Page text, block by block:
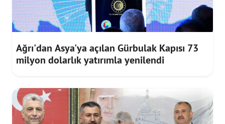
Ağrı'dan Asya'ya açılan Gürbulak Kapısı 73
milyon dolarlık yatırımla yenilendi